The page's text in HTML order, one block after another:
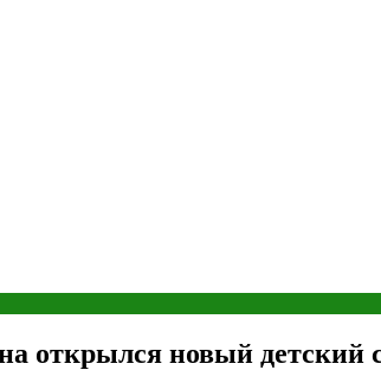
открылся новый детский